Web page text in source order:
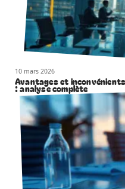
10 mars 2026
Avantages et
: analyse complète